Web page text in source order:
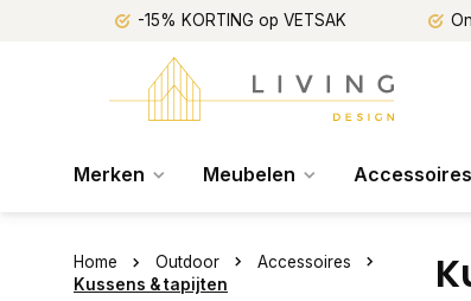
-15% KORTING op VETSAK
Merken Meubelen Accessoires
Home Outdoor
Accessoires
Kussens & tapijten